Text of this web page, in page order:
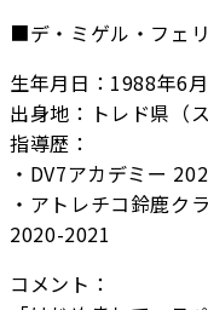
■デ・ミゲル・フェ
生年月日：1988年6
出身地：トレド県（ス
指導歴：
・DV7アカデミー
・アトレチコ鈴鹿ク
2020-2021
コメント：